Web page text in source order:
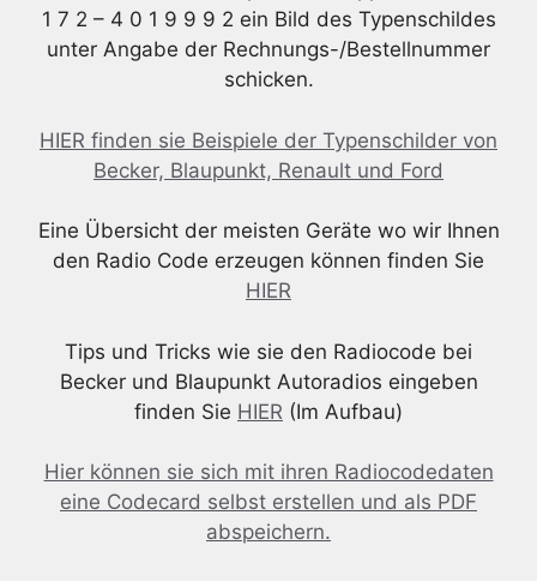
1 7 2 – 4 0 1 9 9 9 2 ein Bild des Typenschildes
unter Angabe der Rechnungs-/Bestellnummer
schicken.
HIER finden sie Beispiele der Typenschilder von
Becker, Blaupunkt, Renault und Ford
Eine Übersicht der meisten Geräte wo wir Ihnen
den Radio Code erzeugen können finden Sie
HIER
Tips und Tricks wie sie den Radiocode bei
Becker und Blaupunkt Autoradios eingeben
finden Sie HIER (Im Aufbau)
Hier können sie sich mit ihren Radiocodedaten
eine Codecard selbst erstellen und als PDF
abspeichern.